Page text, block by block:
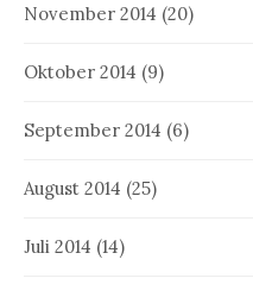
November 2014 (20)
Oktober 2014 (9)
September 2014 (6)
August 2014 (25)
Juli 2014 (14)